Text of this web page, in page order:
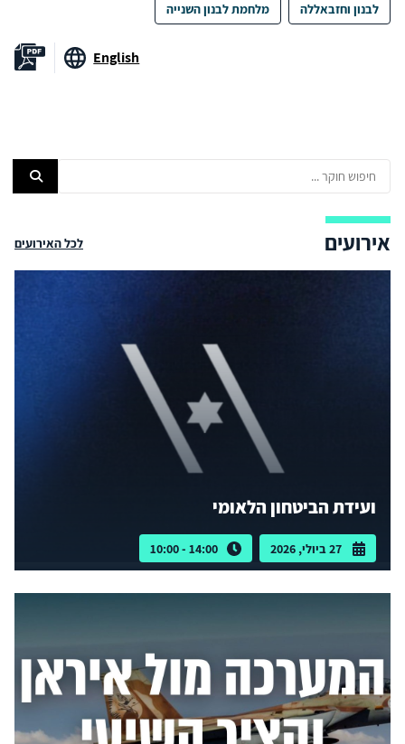
לבנון וחזבאללה מלחמת לבנון השנייה
English
אירועים לכל האירועים
ועידת הביטחון הלאומי
27 ביולי, 2026 14:00 - 10:00